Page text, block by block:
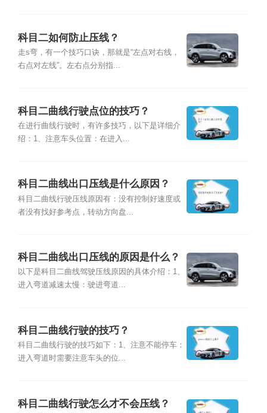
科目二如何防止压线？
走s弯，有一个技巧口诀，那就是“左点对右线，
右点对左线”。左右点分别指...
科目二曲线行驶点位的技巧？
在进行曲线行驶时，有许多技巧，以下是详细介
绍：1、注意车头位置：在进入...
科目二曲线出口压线是什么原因？
科目二曲线行驶压线原因有：没有控制好速度或
者没有找好参考点，转动方向盘...
科目二曲线出口压线的原因是什么？
以下是科目二曲线驾驶压线原因的具体介绍：1、
进入弯道减速太慢：驶进弯道...
科目二曲线行驶的技巧？
科目二曲线行驶的技巧如下：1、注意不能停车：
进入弯道时需要注意车头的位...
科目二曲线行驶怎么才不会压线？